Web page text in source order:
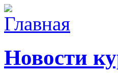
Новости